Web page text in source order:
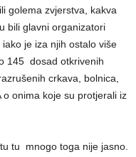
golema zvjerstva, kakva
bili glavni organizatori
je iza njih ostalo više
145 dosad otkrivenih
crkava, bolnica,
onima koje su protjerali iz
tu mnogo toga nije jasno.